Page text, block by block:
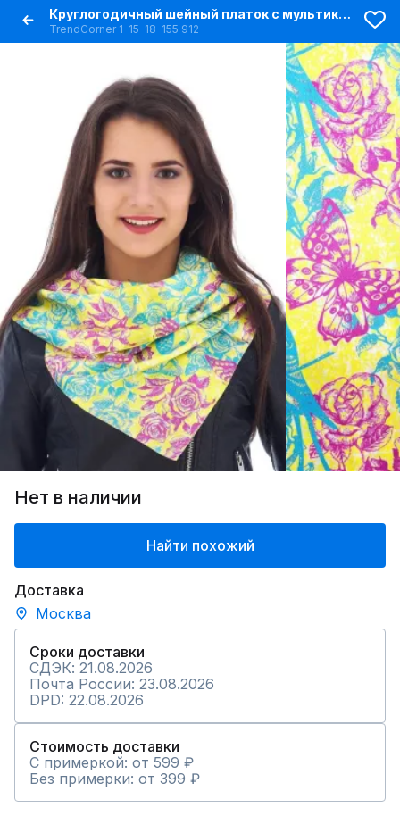
Круглогодичный шейный платок с мультиколором и желтым
TrendCorner 1-15-18-155 912
Нет в наличии
Найти похожий
Доставка
Москва
Сроки доставки
СДЭК: 21.08.2026
Почта России: 23.08.2026
DPD: 22.08.2026
Стоимость доставки
С примеркой: от 599 ₽
Без примерки: от 399 ₽